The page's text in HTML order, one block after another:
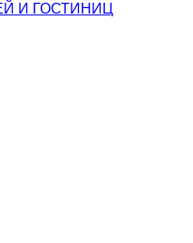
И ГОСТИНИЦ